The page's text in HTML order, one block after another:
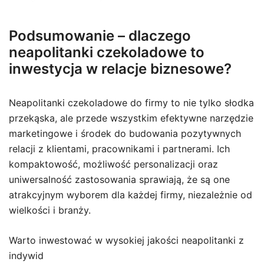
Podsumowanie – dlaczego
neapolitanki czekoladowe to
inwestycja w relacje biznesowe?
Neapolitanki czekoladowe do firmy to nie tylko słodka
przekąska, ale przede wszystkim efektywne narzędzie
marketingowe i środek do budowania pozytywnych
relacji z klientami, pracownikami i partnerami. Ich
kompaktowość, możliwość personalizacji oraz
uniwersalność zastosowania sprawiają, że są one
atrakcyjnym wyborem dla każdej firmy, niezależnie od
wielkości i branży.
Warto inwestować w wysokiej jakości neapolitanki z
indywid